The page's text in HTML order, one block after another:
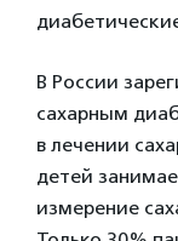
В России
сахарным
в лечении
детей
измерение